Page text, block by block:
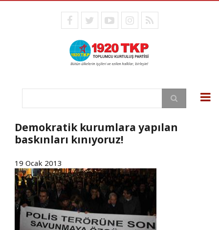
facebooktwitteryoutubeinstagram
RSS
Ara
Demokratik kurumlara yapılan
baskınları kınıyoruz!
19 Ocak 2013